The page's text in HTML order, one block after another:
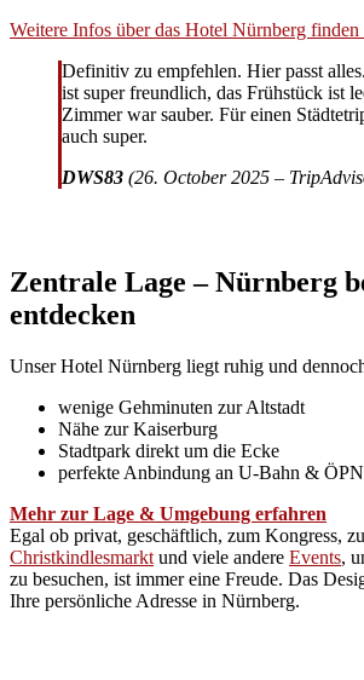
Weitere Infos über das Hotel Nürnberg finden
Definitiv zu empfehlen. Hier passt
ist super freundlich, das Frühstück ist
Zimmer war sauber. Für einen
auch super.
DWS83 (26. October 2025 –
Zentrale Lage – Nürnberg
entdecken
Unser Hotel Nürnberg liegt ruhig und
wenige Gehminuten zur Altstadt
Nähe zur Kaiserburg
Stadtpark direkt um die Ecke
perfekte Anbindung an U-Bahn &
Mehr zur Lage & Umgebung erfahren
Egal ob privat, geschäftlich, zum Kongress,
Christkindlesmarkt und viele andere Events,
zu besuchen, ist immer eine Freude. Das
Ihre persönliche Adresse in Nürnberg.